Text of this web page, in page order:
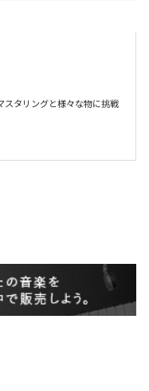
スタリングと様々な物に挑戦